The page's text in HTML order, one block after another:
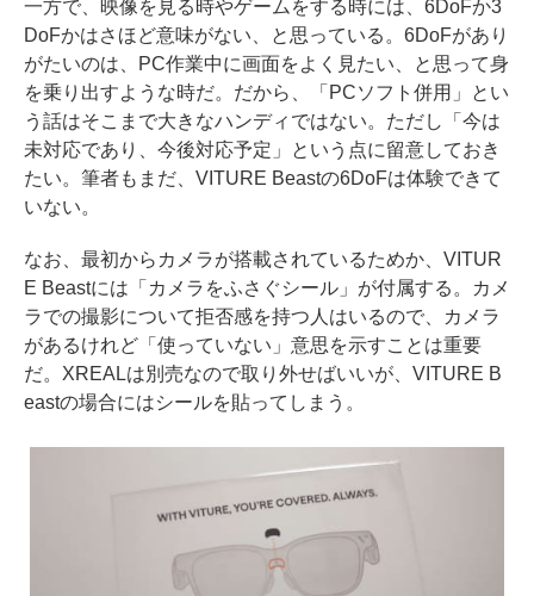
一方で、映像を見る時やゲームをする時には、6DoFか3
DoFかはさほど意味がない、と思っている。6DoFがあり
がたいのは、PC作業中に画面をよく見たい、と思って身
を乗り出すような時だ。だから、「PCソフト併用」とい
う話はそこまで大きなハンディではない。ただし「今は
未対応であり、今後対応予定」という点に留意しておき
たい。筆者もまだ、VITURE Beastの6DoFは体験できて
いない。
なお、最初からカメラが搭載されているためか、VITUR
E Beastには「カメラをふさぐシール」が付属する。カメ
ラでの撮影について拒否感を持つ人はいるので、カメラ
があるけれど「使っていない」意思を示すことは重要
だ。XREALは別売なので取り外せばいいが、VITURE B
eastの場合にはシールを貼ってしまう。